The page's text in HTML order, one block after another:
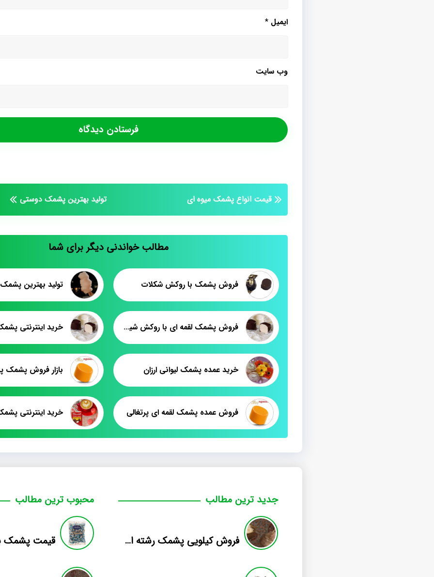
ایمیل *
وب‌ سایت
قیمت انواع پشمک میوه ای تولید بهترین پشمک دوستی
مطالب خواندنی دیگر برای شما
فروش پشمک با روکش شکلات تولید بهترین
فروش پشمک لقمه ای با روکش شیری
خرید عمده پشمک لیوانی ارزان بازار فروش پشمک
فروش عمده پشمک لقمه ای پرتغالی خرید اینترنتی
جدید ترین مطالب
فروش کیلویی پشمک رشته ای طعم دار میوه
محبوب ترین مطالب